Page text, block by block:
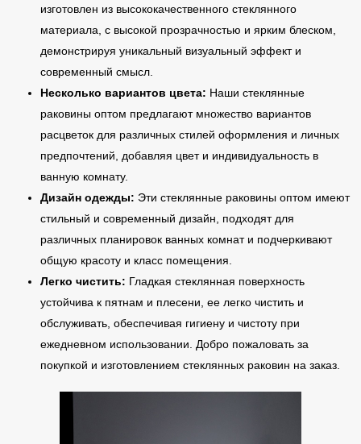
изготовлен из высококачественного стеклянного
материала, с высокой прозрачностью и ярким блеском,
демонстрируя уникальный визуальный эффект и
современный смысл.
Несколько вариантов цвета: Наши стеклянные
раковины оптом предлагают множество вариантов
расцветок для различных стилей оформления и личных
предпочтений, добавляя цвет и индивидуальность в
ванную комнату.
Дизайн одежды: Эти стеклянные раковины оптом имеют
стильный и современный дизайн, подходят для
различных планировок ванных комнат и подчеркивают
общую красоту и класс помещения.
Легко чистить: Гладкая стеклянная поверхность
устойчива к пятнам и плесени, ее легко чистить и
обслуживать, обеспечивая гигиену и чистоту при
ежедневном использовании. Добро пожаловать за
покупкой и изготовлением стеклянных раковин на заказ.